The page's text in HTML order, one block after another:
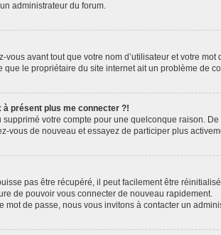
administrateur du forum.
avant tout que votre nom d’utilisateur et votre
le propriétaire du site internet ait un problème de
à présent plus me connecter ?!
supprimé votre compte pour une quelconque raison.
vous de nouveau et essayez de participer plus
pas être récupéré, il peut facilement être
de pouvoir vous connecter de nouveau rapidement.
de passe, nous vous invitons à contacter un